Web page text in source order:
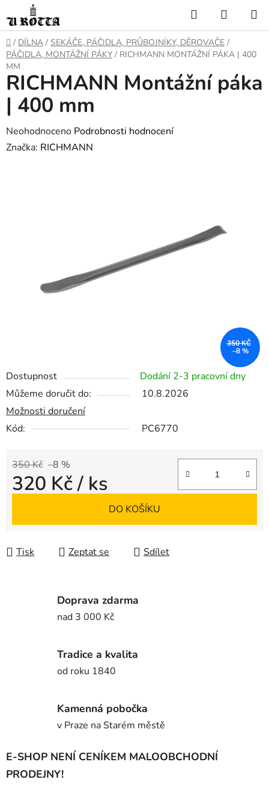
na
obsah
Hledat
KOŠÍK
DOMŮ
/ DÍLNA / SEKÁČE, PÁČIDLA, PRŮBOJNÍKY, DĚROVAČE /
PÁČIDLA, MONTÁŽNÍ PÁKY / RICHMANN MONTÁŽNÍ PÁKA | 400
MM
Dostupnost
Dodání 2-3 pracovní dny
Můžeme doručit do:
10.8.2026
Možnosti doručení
Kód:
PC6770
350 Kč –8 %
320 Kč/ ks
DO KOŠÍKU
Tisk Zeptat se Sdílet
RICHMANN Montážní páka
| 400 mm
Průměrné
hodnocení
Neohodnoceno Podrobnosti hodnocení
Značka: RICHMANN
350 KČ
–8 %
Doprava zdarma
nad 3 000 Kč
Tradice a kvalita
od roku 1840
Kamenná pobočka
v Praze na Starém městě
E-SHOP NENÍ CENÍKEM MALOOBCHODNÍ
PRODEJNY!